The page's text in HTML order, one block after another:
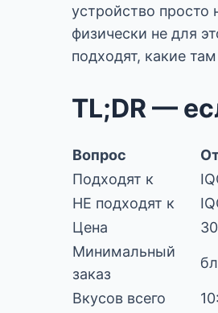
устройство просто
физически не для
подходят, какие
TL;DR —
Вопрос
Подходят к
НЕ подходят к
Цена
Минимальный
заказ
Вкусов всего